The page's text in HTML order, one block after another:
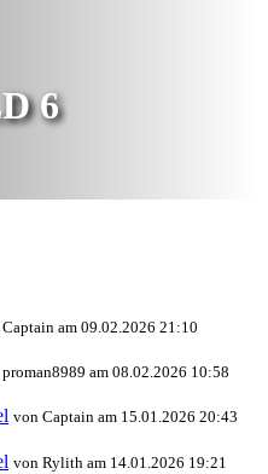
6
am 09.02.2026 21:10
am 08.02.2026 10:58
von Captain am 15.01.2026 20:43
von Rylith am 14.01.2026 19:21